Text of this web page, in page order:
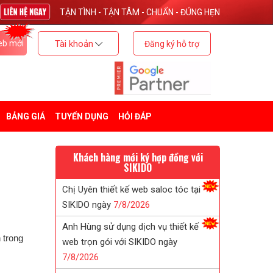
TẬN TÌNH - TẬN TÂM - CHUẨN - ĐÚNG HẸN
mới Tài khoản Đăng ký hỗ trợ
BẢNG GIÁ TUYỂN DỤNG HỎI ĐÁP
trong
Khách hàng mới ký hợp đồng với
SIKIDO
Anh Hùng sử dụng dịch vụ thiết kế
web trọn gói với SIKIDO ngày
7/8/2026
Anh Tân thiết kế web bán thực phẩm
chức năng với SIKIDO ngày